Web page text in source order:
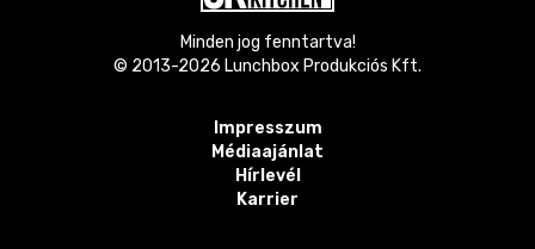
Minden jog fenntartva!
© 2013-2026 Lunchbox Produkciós Kft.
Impresszum
Médiaajánlat
Hírlevél
Karrier